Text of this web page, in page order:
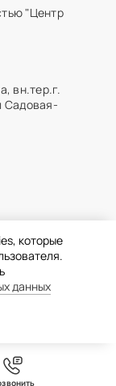
"Центр
вн.тер.г.
Садовая-
которые
данных